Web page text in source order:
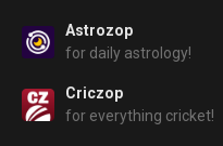
Astrozop
for daily astrology!
Criczop
for everything cricket!